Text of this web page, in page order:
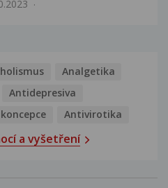
Analgetika
Antidepresiva
Antivirotika
a vyšetření